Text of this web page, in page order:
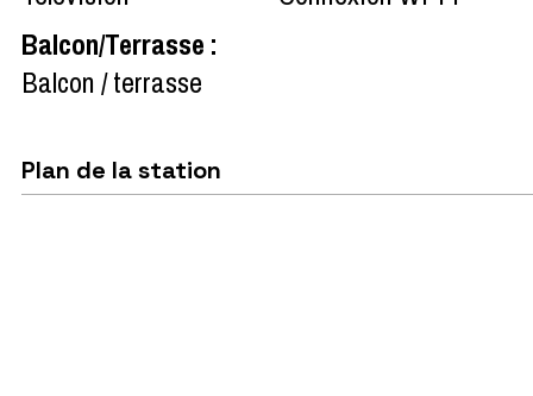
Balcon/Terrasse :
Balcon / terrasse
Plan de la station